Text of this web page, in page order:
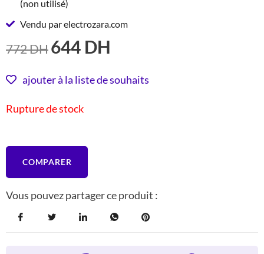
(non utilisé)
Vendu par electrozara.com
772DH LE
INITIAL
772 DH.
644 DH
ACTUEL
ajouter à la liste de souhaits
Rupture de stock
COMPARER
Vous pouvez partager ce produit :